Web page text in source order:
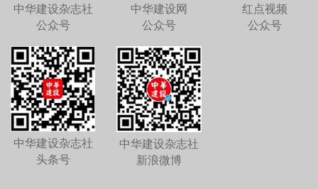
中华建设杂志社
公众号
中华建设网
公众号
红点视频
公众号
中华建设杂志社
头条号
中华建设杂志社
新浪微博